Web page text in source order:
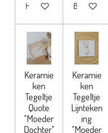
Houd mij op de hoogte
Bekijk details
Keramie
ken
Tegeltje
Quote
"Moeder
Dochter"
Keramie
ken
Tegeltje
Lijnteken
ing
"Moeder